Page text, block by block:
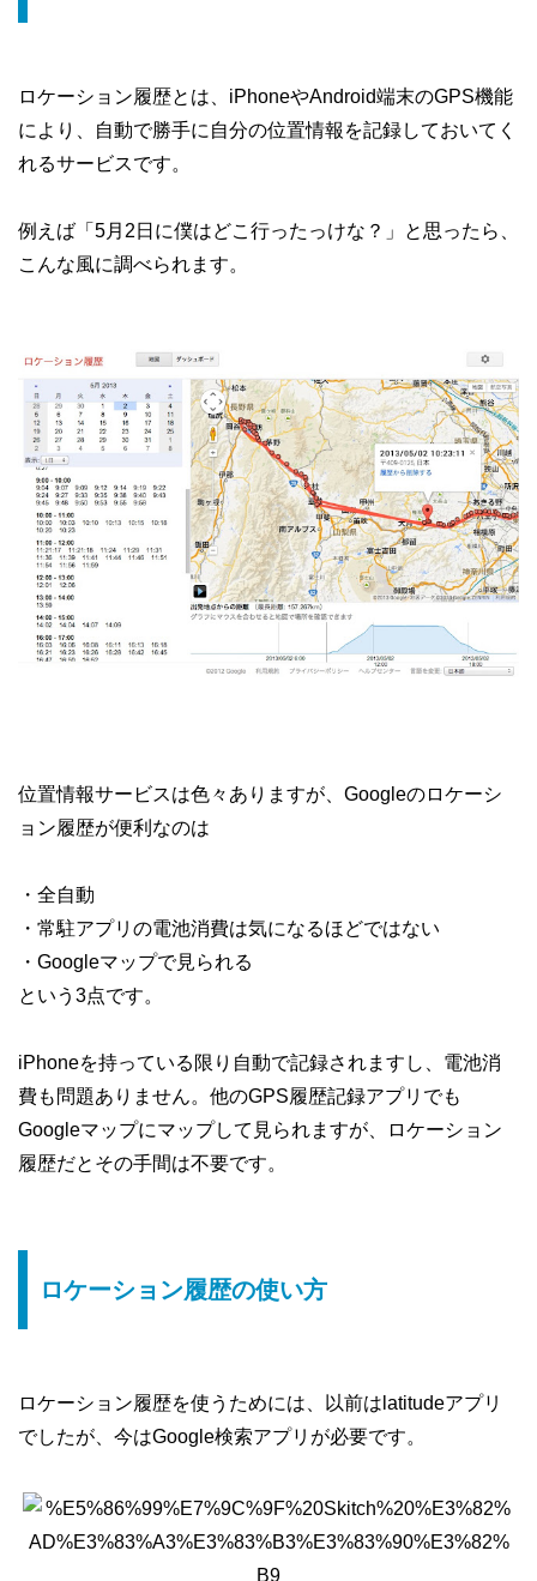
ロケーション履歴とは、iPhoneやAndroid端末のGPS機能
により、自動で勝手に自分の位置情報を記録しておいてく
れるサービスです。
例えば「5月2日に僕はどこ行ったっけな？」と思ったら、
こんな風に調べられます。
位置情報サービスは色々ありますが、Googleのロケーシ
ョン履歴が便利なのは
・全自動
・常駐アプリの電池消費は気になるほどではない
・Googleマップで見られる
という3点です。
iPhoneを持っている限り自動で記録されますし、電池消
費も問題ありません。他のGPS履歴記録アプリでも
Googleマップにマップして見られますが、ロケーション
履歴だとその手間は不要です。
ロケーション履歴の使い方
ロケーション履歴を使うためには、以前はlatitudeアプリ
でしたが、今はGoogle検索アプリが必要です。